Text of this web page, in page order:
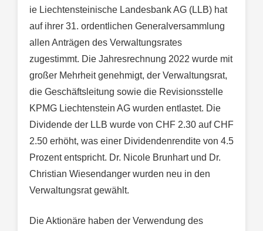
ie Liechtensteinische Landesbank AG (LLB) hat
auf ihrer 31. ordentlichen Generalversammlung
allen Anträgen des Verwaltungsrates
zugestimmt. Die Jahresrechnung 2022 wurde mit
großer Mehrheit genehmigt, der Verwaltungsrat,
die Geschäftsleitung sowie die Revisionsstelle
KPMG Liechtenstein AG wurden entlastet. Die
Dividende der LLB wurde von CHF 2.30 auf CHF
2.50 erhöht, was einer Dividendenrendite von 4.5
Prozent entspricht. Dr. Nicole Brunhart und Dr.
Christian Wiesendanger wurden neu in den
Verwaltungsrat gewählt.
Die Aktionäre haben der Verwendung des